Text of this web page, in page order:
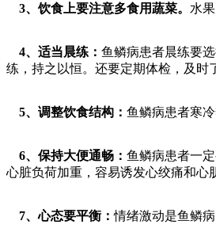
3、饮食上要注意多食用蔬菜。 水
4、适当晨练： 鱼鳞病患者晨练要
练，持之以恒。还要定期体检，及时
5、调整饮食结构： 鱼鳞病患者寒
6、保持大便通畅： 鱼鳞病患者一
心脏负荷加重，容易诱发心绞痛和心
7、心态要平衡：情绪激动是鱼鳞